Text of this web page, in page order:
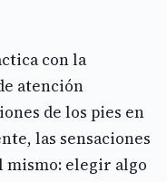
con la
atención
de los pies en
las sensaciones
mismo: elegir algo